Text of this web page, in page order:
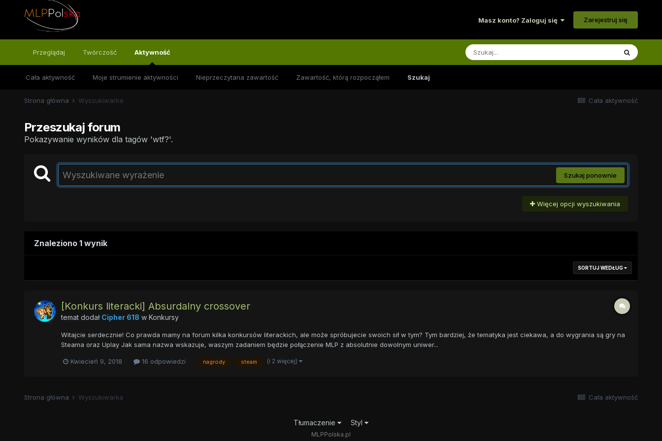
Masz konto? Zaloguj się Zarejestruj się
Przeglądaj Twórczość Aktywność
Cała aktywność Moje strumienie aktywności Nieprzeczytana zawartość Zawartość, którą rozpocząłem Szukaj
Cała aktywność
Strona główna Wyszukiwarka
Przeszukaj forum
Pokazywanie wyników dla tagów 'wtf?'.
Szukaj ponownie
Więcej opcji wyszukiwania
Znaleziono 1 wynik
SORTUJ WEDŁUG
[Konkurs literacki] Absurdalny crossover
temat dodał Cipher 618 w Konkursy
Witajcie serdecznie! Co prawda mamy na forum kilka konkursów literackich, ale może spróbujecie swoich sił w tym? Tym bardziej, że tematyka jest ciekawa, a do wygrania są gry na
Steama oraz Uplay Jak sama nazwa wskazuje, waszym zadaniem będzie połączenie MLP z absolutnie dowolnym uniwer...
Kwiecień 9, 2018 16 odpowiedzi nagrody steam (i 2 więcej)
Cała aktywność
Strona główna Wyszukiwarka
Tłumaczenie Styl
MLPPolska.pl